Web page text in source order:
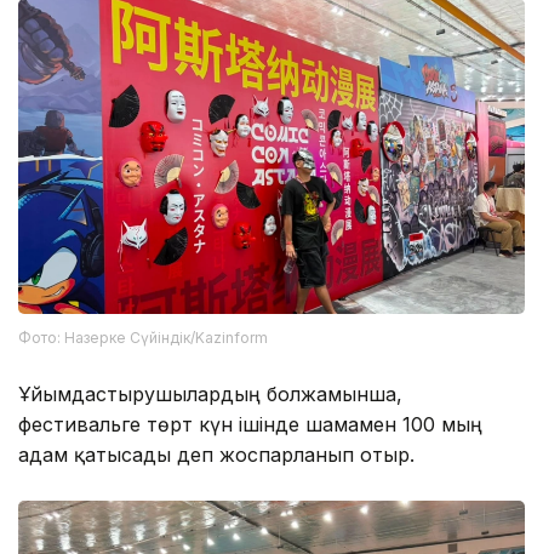
Фото: Назерке Сүйіндік/Kazinform
Ұйымдастырушылардың болжамынша,
фестивальге төрт күн ішінде шамамен 100 мың
адам қатысады деп жоспарланып отыр.